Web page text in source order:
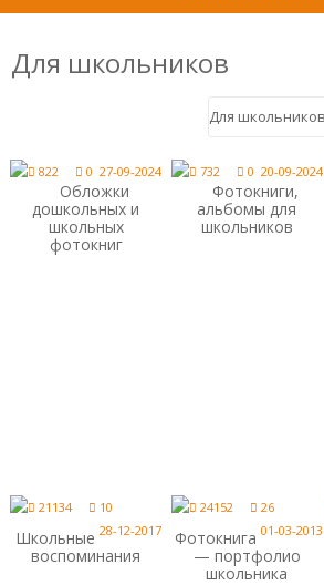
Для школьников
822 0 27-09-2024
Обложки
дошкольных и
школьных
фотокниг
732 0 20-09-2024
Фотокниги,
альбомы для
школьников
21134
10
28-12-2017
Школьные
воспоминания
24152
26
01-03-2013
Фотокнига
— портфолио
школьника